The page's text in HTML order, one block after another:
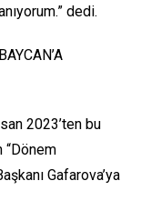
dedi.
2023’ten bu
“Dönem
Gafarova’ya